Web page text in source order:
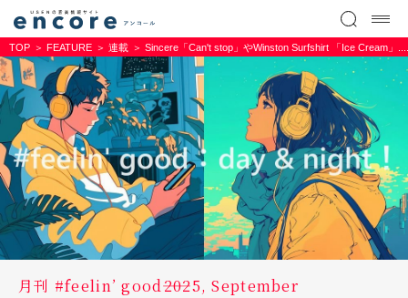
TOP FEATURE 連載 Sincere「Can't stop」やWinston Surfshirt 「Ice Cream
月刊 #feelin’ good――2025, September